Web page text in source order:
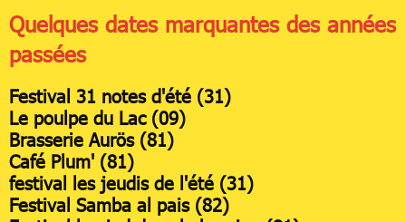
Quelques dates marquantes des années
passées
Festival 31 notes d'été (31)
Le poulpe du Lac (09)
Brasserie Aurös (81)
Café Plum' (81)
festival les jeudis de l'été (31)
Festival Samba al pais (82)